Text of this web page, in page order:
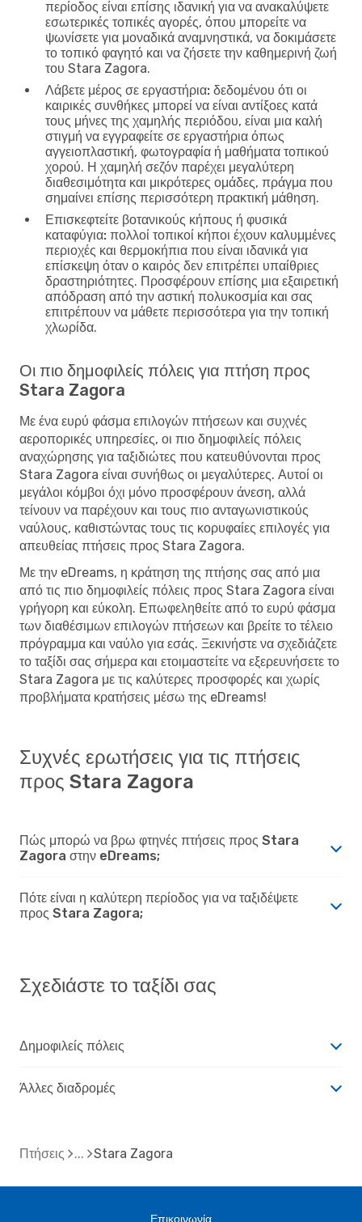
περίοδος είναι επίσης ιδανική για να ανακαλύψετε
εσωτερικές τοπικές αγορές, όπου μπορείτε να
ψωνίσετε για μοναδικά αναμνηστικά, να δοκιμάσετε
το τοπικό φαγητό και να ζήσετε την καθημερινή ζωή
του Stara Zagora.
Λάβετε μέρος σε εργαστήρια: δεδομένου ότι οι
καιρικές συνθήκες μπορεί να είναι αντίξοες κατά
τους μήνες της χαμηλής περιόδου, είναι μια καλή
στιγμή να εγγραφείτε σε εργαστήρια όπως
αγγειοπλαστική, φωτογραφία ή μαθήματα τοπικού
χορού. Η χαμηλή σεζόν παρέχει μεγαλύτερη
διαθεσιμότητα και μικρότερες ομάδες, πράγμα που
σημαίνει επίσης περισσότερη πρακτική μάθηση.
Επισκεφτείτε βοτανικούς κήπους ή φυσικά
καταφύγια: πολλοί τοπικοί κήποι έχουν καλυμμένες
περιοχές και θερμοκήπια που είναι ιδανικά για
επίσκεψη όταν ο καιρός δεν επιτρέπει υπαίθριες
δραστηριότητες. Προσφέρουν επίσης μια εξαιρετική
απόδραση από την αστική πολυκοσμία και σας
επιτρέπουν να μάθετε περισσότερα για την τοπική
χλωρίδα.
Οι πιο δημοφιλείς πόλεις για πτήση προς
Stara Zagora
Με ένα ευρύ φάσμα επιλογών πτήσεων και συχνές
αεροπορικές υπηρεσίες, οι πιο δημοφιλείς πόλεις
αναχώρησης για ταξιδιώτες που κατευθύνονται προς
Stara Zagora είναι συνήθως οι μεγαλύτερες. Αυτοί οι
μεγάλοι κόμβοι όχι μόνο προσφέρουν άνεση, αλλά
τείνουν να παρέχουν και τους πιο ανταγωνιστικούς
ναύλους, καθιστώντας τους τις κορυφαίες επιλογές για
απευθείας πτήσεις προς Stara Zagora.
Με την eDreams, η κράτηση της πτήσης σας από μια
από τις πιο δημοφιλείς πόλεις προς Stara Zagora είναι
γρήγορη και εύκολη. Επωφεληθείτε από το ευρύ φάσμα
των διαθέσιμων επιλογών πτήσεων και βρείτε το τέλειο
πρόγραμμα και ναύλο για εσάς. Ξεκινήστε να σχεδιάζετε
το ταξίδι σας σήμερα και ετοιμαστείτε να εξερευνήσετε το
Stara Zagora με τις καλύτερες προσφορές και χωρίς
προβλήματα κρατήσεις μέσω της eDreams!
Συχνές ερωτήσεις για τις πτήσεις
προς Stara Zagora
Πώς μπορώ να βρω φτηνές πτήσεις προς Stara
Zagora στην eDreams;
Πότε είναι η καλύτερη περίοδος για να ταξιδέψετε
προς Stara Zagora;
Σχεδιάστε το ταξίδι σας
Δημοφιλείς πόλεις
Άλλες διαδρομές
Πτήσεις Stara Zagora
Επικοινωνία